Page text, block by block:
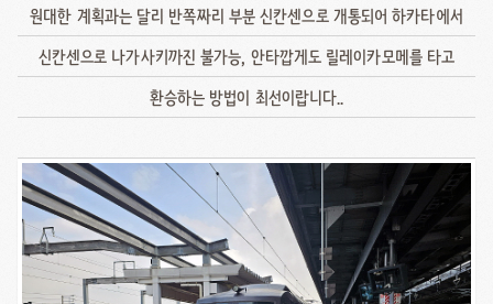
원대한 계획과는 달리 반쪽짜리 부분 신칸센으로 개통되어 하카타에서
신칸센으로 나가사키까진 불가능, 안타깝게도 릴레이카모메를 타고
환승하는 방법이 최선이랍니다..